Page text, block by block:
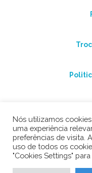
Nós utilizamos
uma experiência
preferências de visita.
uso de todos os
"Cookies Settings"